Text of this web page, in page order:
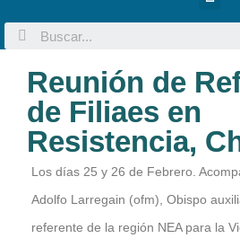
Reunión de
de Filiaes en
Resistencia,
Los días 25 y 26 de Febrero.
Adolfo Larregain (ofm), Obispo
referente de la región NEA para la